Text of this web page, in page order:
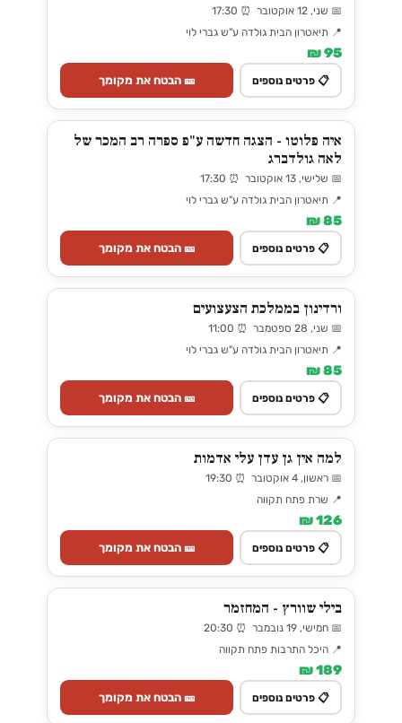
📅 שני, 12 אוקטובר ⏰ 17:30
📍 תיאטרון הבית גולדה ע"ש גברי לוי
95 ₪
📋 פרטים נוספים 🎫 הבטח את מקומך
איה פלוטו - הצגה חדשה ע"פ ספרה רב המכר של
לאה גולדברג
📅 שלישי, 13 אוקטובר ⏰ 17:30
📍 תיאטרון הבית גולדה ע"ש גברי לוי
85 ₪
📋 פרטים נוספים 🎫 הבטח את מקומך
ורדינון בממלכת הצעצועים
📅 שני, 28 ספטמבר ⏰ 11:00
📍 תיאטרון הבית גולדה ע"ש גברי לוי
85 ₪
📋 פרטים נוספים 🎫 הבטח את מקומך
למה אין גן עדן עלי אדמות
📅 ראשון, 4 אוקטובר ⏰ 19:30
📍 שרת פתח תקווה
126 ₪
📋 פרטים נוספים 🎫 הבטח את מקומך
בילי שוורץ - המחזמר
📅 חמישי, 19 נובמבר ⏰ 20:30
📍 היכל התרבות פתח תקווה
189 ₪
📋 פרטים נוספים 🎫 הבטח את מקומך